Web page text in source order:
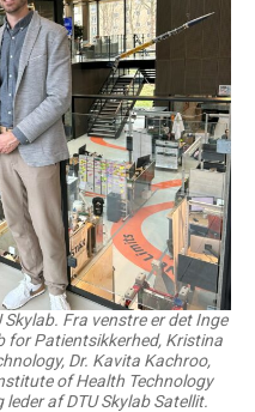
Fra venstre er det Inge
for Patientsikkerhed, Kristina
Dr. Kavita Kachroo,
of Health Technology
af DTU Skylab Satellit.